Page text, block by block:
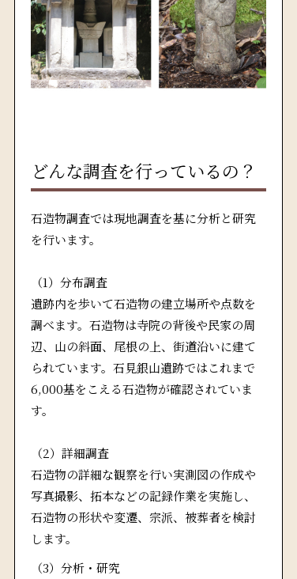
どんな調査を行っているの？
石造物調査では現地調査を基に分析と研究
を行います。
（1）分布調査
遺跡内を歩いて石造物の建立場所や点数を
調べます。石造物は寺院の背後や民家の周
辺、山の斜面、尾根の上、街道沿いに建て
られています。石見銀山遺跡ではこれまで
6,000基をこえる石造物が確認されていま
す。
（2）詳細調査
石造物の詳細な観察を行い実測図の作成や
写真撮影、拓本などの記録作業を実施し、
石造物の形状や変遷、宗派、被葬者を検討
します。
（3）分析・研究